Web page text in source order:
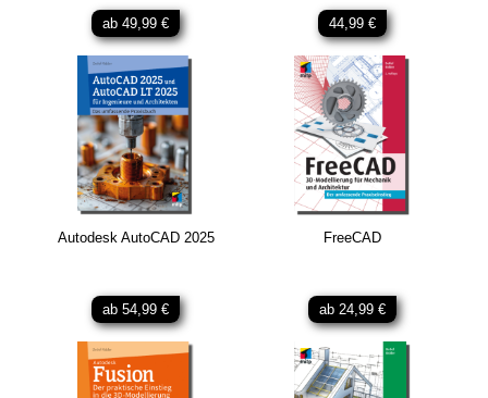
ab 49,99 € 44,99 €
Autodesk AutoCAD 2025
ab 54,99 €
FreeCAD
ab 24,99 €